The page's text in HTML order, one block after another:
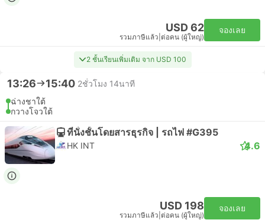
USD 62
รวมภาษีแล้ว ต่อคน (ผู้ใหญ่)
จองเลย
2 ชั้นเรียนเพิ่มเติม จาก USD 100
13:26 15:40 2ชั่วโมง 14นาที
ฉ่างชาใต้
กวางโจวใต้
ที่นั่งชั้นโดยสารธุรกิจ | รถไฟ #G395
HK INT 4.6
USD 198
รวมภาษีแล้ว ต่อคน (ผู้ใหญ่)
จองเลย